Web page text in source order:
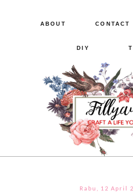
ABOUT CONTACT
DIY
Rabu, 12 April